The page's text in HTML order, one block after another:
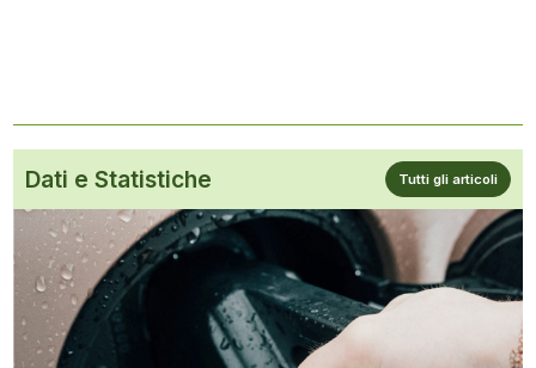
Dati e Statistiche Tutti gli articoli